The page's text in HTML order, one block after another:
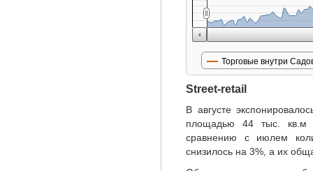
Торговые внутри
Street-retail
В августе
площадью 44 тыс.
сравнению с июлем
снизилось на 3%, а их